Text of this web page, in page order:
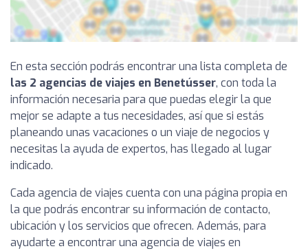
En esta sección podrás encontrar una lista completa de
las 2 agencias de viajes en Benetússer, con toda la
información necesaria para que puedas elegir la que
mejor se adapte a tus necesidades, así que si estás
planeando unas vacaciones o un viaje de negocios y
necesitas la ayuda de expertos, has llegado al lugar
indicado.
Cada agencia de viajes cuenta con una página propia en
la que podrás encontrar su información de contacto,
ubicación y los servicios que ofrecen. Además, para
ayudarte a encontrar una agencia de viajes en